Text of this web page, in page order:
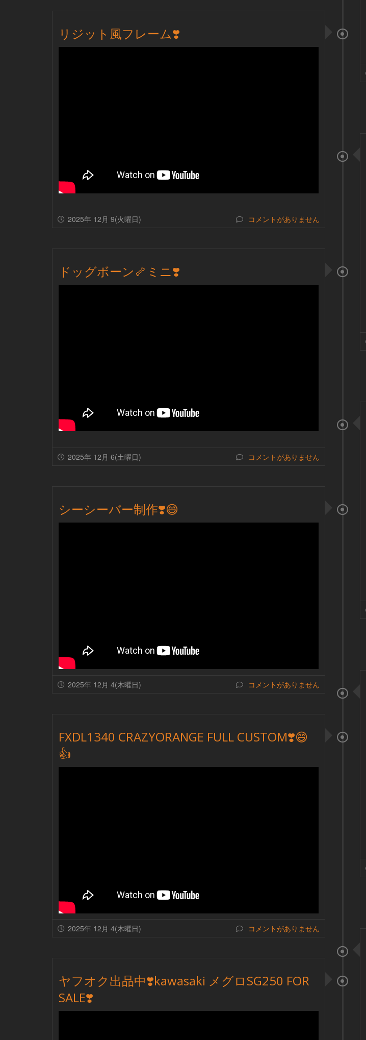
リジット風フレーム❣️
2025年 12月 9(火曜日) コメントがありません
ドッグボーン🦴ミニ❣️
2025年 12月 6(土曜日) コメントがありません
シーシーバー制作❣️😄
2025年 12月 4(木曜日) コメントがありません
FXDL1340 CRAZYORANGE FULL CUSTOM❣️😄
👍
2025年 12月 4(木曜日) コメントがありません
ヤフオク出品中❣️kawasaki メグロSG250 FOR
SALE❣️